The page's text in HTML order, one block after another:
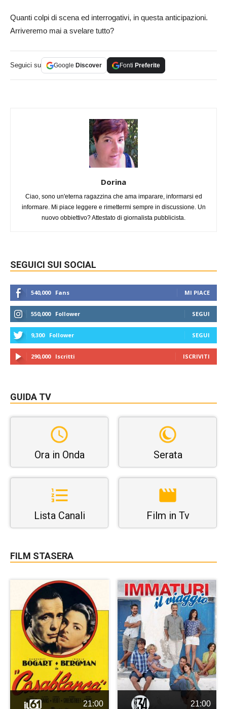
Quanti colpi di scena ed interrogativi, in questa anticipazioni.
Arriveremo mai a svelare tutto?
Seguici su Google Discover Fonti Preferite
Dorina
Ciao, sono un'eterna ragazzina che ama imparare, informarsi ed
informare. Mi piace leggere e rimettermi sempre in discussione. Un
nuovo obbiettivo? Attestato di giornalista pubblicista.
SEGUICI SUI SOCIAL
540,000 Fans MI PIACE
550,000 Follower SEGUI
9,300 Follower SEGUI
290,000 Iscritti ISCRIVITI
GUIDA TV
Ora in Onda Serata
Lista Canali Film in Tv
FILM STASERA
21:00 21:00